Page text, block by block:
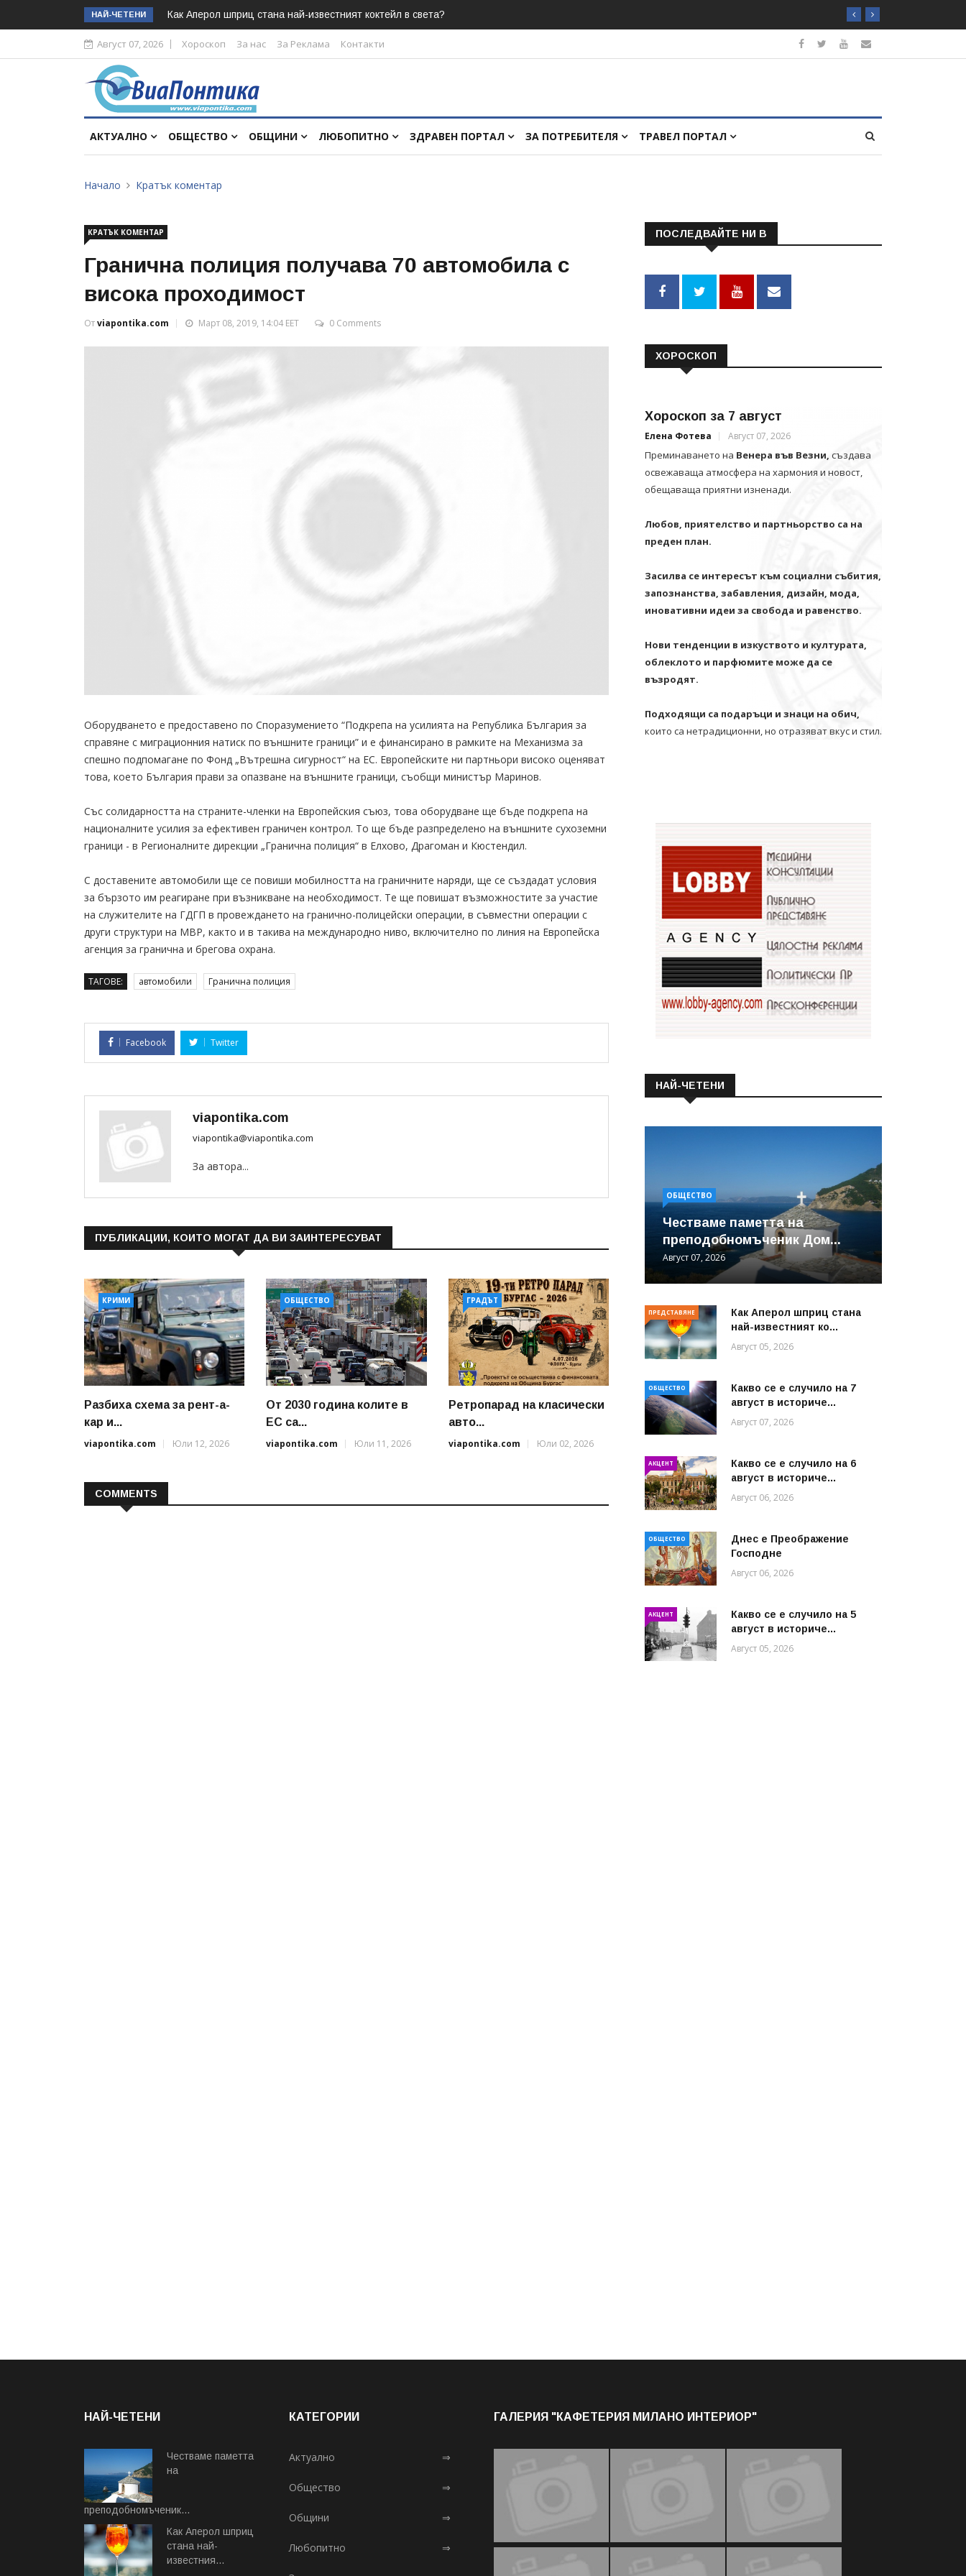
НАЙ-ЧЕТЕНИ Как Аперол шприц стана най-известният коктейл в света?
Август 07, 2026 Хороскоп За нас За Реклама Контакти
АКТУАЛНО ОБЩЕСТВО ОБЩИНИ ЛЮБОПИТНО ЗДРАВЕН ПОРТАЛ ЗА ПОТРЕБИТЕЛЯ ТРАВЕЛ ПОРТАЛ
Начало Кратък коментар
КРАТЪК КОМЕНТАР
Гранична полиция получава 70 автомобила с
висока проходимост
Отviapontika.com Март 08, 2019, 14:04 EET 0 Comments
Оборудването е предоставено по Споразумението “Подкрепа на усилията на Република България за
справяне с миграционния натиск по външните граници” и е финансирано в рамките на Механизма за
спешно подпомагане по Фонд „Вътрешна сигурност“ на ЕС. Европейските ни партньори високо оценяват
това, което България прави за опазване на външните граници, съобщи министър Маринов.
Със солидарността на страните-членки на Европейския съюз, това оборудване ще бъде подкрепа на
националните усилия за ефективен граничен контрол. То ще бъде разпределено на външните сухоземни
граници - в Регионалните дирекции „Гранична полиция“ в Елхово, Драгоман и Кюстендил.
С доставените автомобили ще се повиши мобилността на граничните наряди, ще се създадат условия
за бързото им реагиране при възникване на необходимост. Те ще повишат възможностите за участие
на служителите на ГДГП в провеждането на гранично-полицейски операции, в съвместни операции с
други структури на МВР, както и в такива на международно ниво, включително по линия на Европейска
агенция за гранична и брегова охрана.
ТАГОВЕ: автомобили Гранична полиция
Facebook Twitter
viapontika.com
viapontika@viapontika.com
За автора...
ПУБЛИКАЦИИ, КОИТО МОГАТ ДА ВИ ЗАИНТЕРЕСУВАТ
КРИМИ
Разбиха схема за рент-а-
кар и...
viapontika.com
Юли 12, 2026
ОБЩЕСТВО
От 2030 година колите в
ЕС са...
viapontika.com
Юли 11, 2026
ГРАДЪТ
Ретропарад на класически
авто...
viapontika.com
Юли 02, 2026
COMMENTS
ПОСЛЕДВАЙТЕ НИ В
ХОРОСКОП
Хороскоп за 7 август
Елена Фотева Август 07, 2026
Преминаването на Венера във Везни, създава
освежаваща атмосфера на хармония и новост,
обещаваща приятни изненади.
Любов, приятелство и партньорство са на
преден план.
Засилва се интересът към социални събития,
запознанства, забавления, дизайн, мода,
иновативни идеи за свобода и равенство.
Нови тенденции в изкуството и културата,
облеклото и парфюмите може да се
възродят.
Подходящи са подаръци и знаци на обич,
които са нетрадиционни, но отразяват вкус и стил.
НАЙ-ЧЕТЕНИ
ОБЩЕСТВО
Честваме паметта на
преподобномъченик Дом...
Август 07, 2026
ПРЕДСТАВЯНЕ
Как Аперол шприц стана
най-известният ко...
Август 05, 2026
ОБЩЕСТВО
Какво се е случило на 7
август в историче...
Август 07, 2026
АКЦЕНТ
Какво се е случило на 6
август в историче...
Август 06, 2026
ОБЩЕСТВО
Днес е Преображение
Господне
Август 06, 2026
АКЦЕНТ
Какво се е случило на 5
август в историче...
Август 05, 2026
НАЙ-ЧЕТЕНИ
Честваме паметта
на
преподобномъченик...
Август 07, 2026
Как Аперол шприц
стана най-
известния...
КАТЕГОРИИ
Актуално ⇒
Общество ⇒
Общини ⇒
Любопитно ⇒
ГАЛЕРИЯ "КАФЕТЕРИЯ МИЛАНО ИНТЕРИОР"